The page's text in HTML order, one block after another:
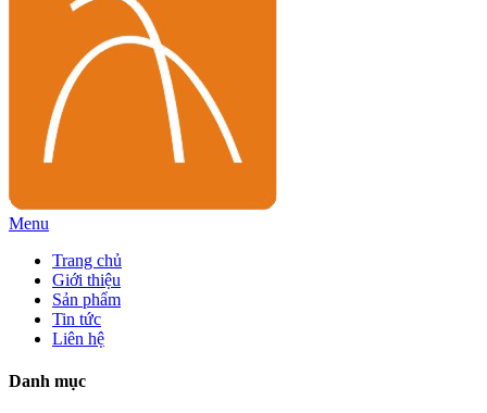
Menu
Trang chủ
Giới thiệu
Sản phẩm
Tin tức
Liên hệ
Danh mục